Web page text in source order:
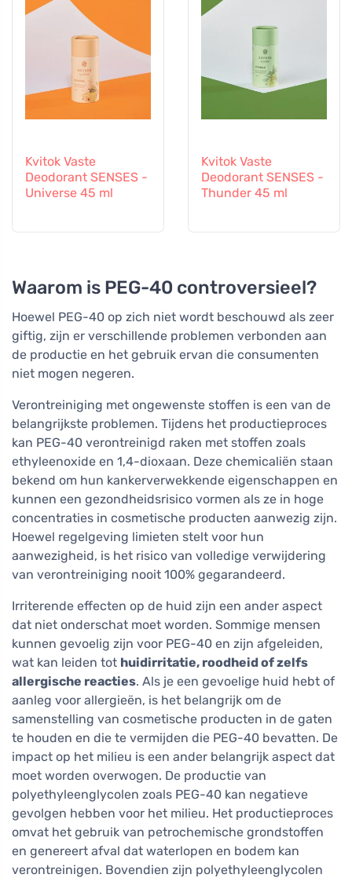
Kvitok Vaste
Deodorant SENSES -
Universe 45 ml
Kvitok Vaste
Deodorant SENSES -
Thunder 45 ml
Waarom is PEG-40 controversieel?
Hoewel PEG-40 op zich niet wordt beschouwd als zeer
giftig, zijn er verschillende problemen verbonden aan
de productie en het gebruik ervan die consumenten
niet mogen negeren.
Verontreiniging met ongewenste stoffen is een van de
belangrijkste problemen. Tijdens het productieproces
kan PEG-40 verontreinigd raken met stoffen zoals
ethyleenoxide en 1,4-dioxaan. Deze chemicaliën staan
bekend om hun kankerverwekkende eigenschappen en
kunnen een gezondheidsrisico vormen als ze in hoge
concentraties in cosmetische producten aanwezig zijn.
Hoewel regelgeving limieten stelt voor hun
aanwezigheid, is het risico van volledige verwijdering
van verontreiniging nooit 100% gegarandeerd.
Irriterende effecten op de huid zijn een ander aspect
dat niet onderschat moet worden. Sommige mensen
kunnen gevoelig zijn voor PEG-40 en zijn afgeleiden,
wat kan leiden tot huidirritatie, roodheid of zelfs
allergische reacties. Als je een gevoelige huid hebt of
aanleg voor allergieën, is het belangrijk om de
samenstelling van cosmetische producten in de gaten
te houden en die te vermijden die PEG-40 bevatten. De
impact op het milieu is een ander belangrijk aspect dat
moet worden overwogen. De productie van
polyethyleenglycolen zoals PEG-40 kan negatieve
gevolgen hebben voor het milieu. Het productieproces
omvat het gebruik van petrochemische grondstoffen
en genereert afval dat waterlopen en bodem kan
verontreinigen. Bovendien zijn polyethyleenglycolen